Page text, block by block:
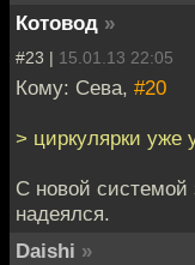
Котовод »
#23 | 15.01.13 22:05
Кому: Сева, #20
> циркулярки уже
С новой
надеялся.
Daishi »